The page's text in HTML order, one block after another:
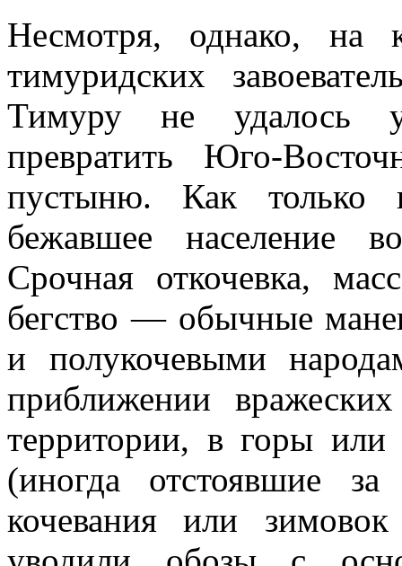
Несмотря, однако, на
тимуридских
Тимуру не удалось
превратить Юго-
пустыню. Как только
бежавшее население
Срочная откочевка,
бегство — обычные
и полукочевыми
приближении
территории, в горы или
(иногда отстоявшие
кочевания или